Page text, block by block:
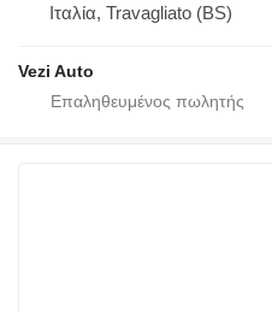
Ιταλία, Travagliato (BS)
Vezi Auto